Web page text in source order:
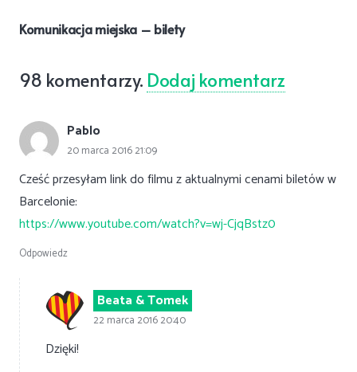
Komunikacja miejska – bilety
98 komentarzy. Dodaj komentarz
Pablo
20 marca 2016 21:09
Cześć przesyłam link do filmu z aktualnymi cenami biletów w
Barcelonie:
https://www.youtube.com/watch?v=wj-CjqBstz0
Odpowiedz
Beata & Tomek
22 marca 2016 20:40
Dzięki!